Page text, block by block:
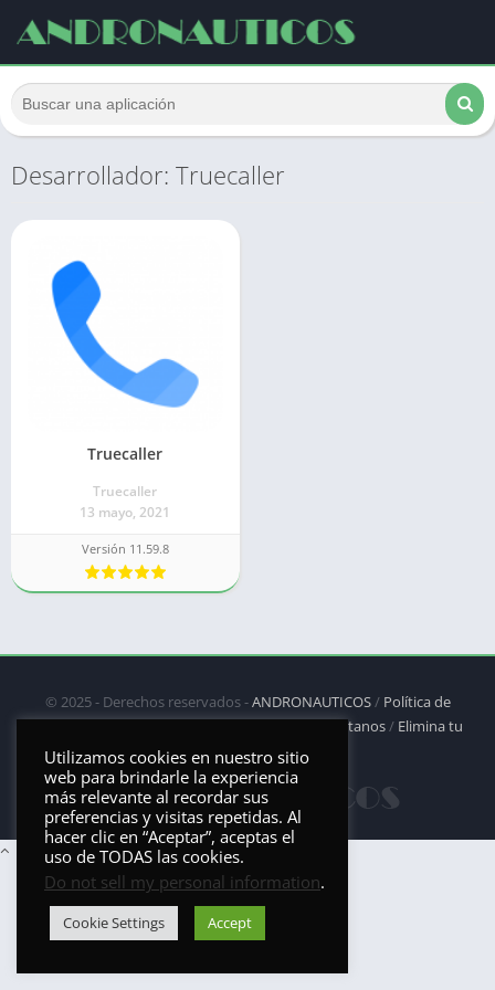
Desarrollador: Truecaller
Truecaller
Truecaller
13 mayo, 2021
Versión 11.59.8
© 2025 - Derechos reservados -ANDRONAUTICOS/ Política de
privacidad/Política de Cookies/DMCA/Contáctanos/ Elimina tu
aplicación
Utilizamos cookies en nuestro sitio
web para brindarle la experiencia
más relevante al recordar sus
preferencias y visitas repetidas. Al
hacer clic en “Aceptar”, aceptas el
uso de TODAS las cookies.
Do not sell my personal information.
Cookie Settings Accept